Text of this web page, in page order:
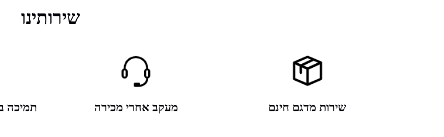
שירותינו
שירות מדגם חינם מעקב אחרי מכירה תמיכה